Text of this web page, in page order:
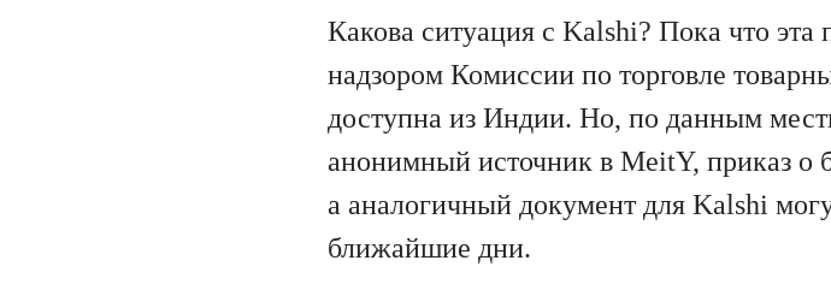
Какова ситуация с Kalshi? Пока что эта
надзором Комиссии по торговле
доступна из Индии. Но, по данным
анонимный источник в MeitY, приказ
а аналогичный документ для Kalshi
ближайшие дни.